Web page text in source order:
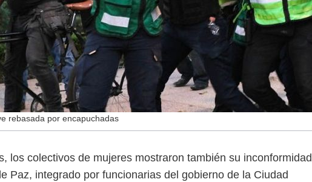
rebasada por encapuchadas
los colectivos de mujeres mostraron también su inconformidad
Paz, integrado por funcionarias del gobierno de la Ciudad